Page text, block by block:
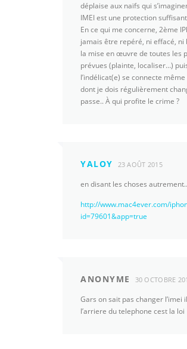
déplaise aux naïfs qui
IMEI est une protection
En ce qui me concerne, 2ème
jamais être repéré, ni effacé, ni
la mise en œuvre de toutes les
prévues (plainte, localiser…)
l’indélicat(e) se connecte
dont je dois régulièrement
passe.. À qui profite le crime ?
YALOY 23 AOÛT 2015
en disant les choses
http://www.mac4ever.com/
id=79601&app=true
ANONYME 30 OCTOBRE
Gars on sait pas changer l’imei
l’arriere du telephone cest la loi